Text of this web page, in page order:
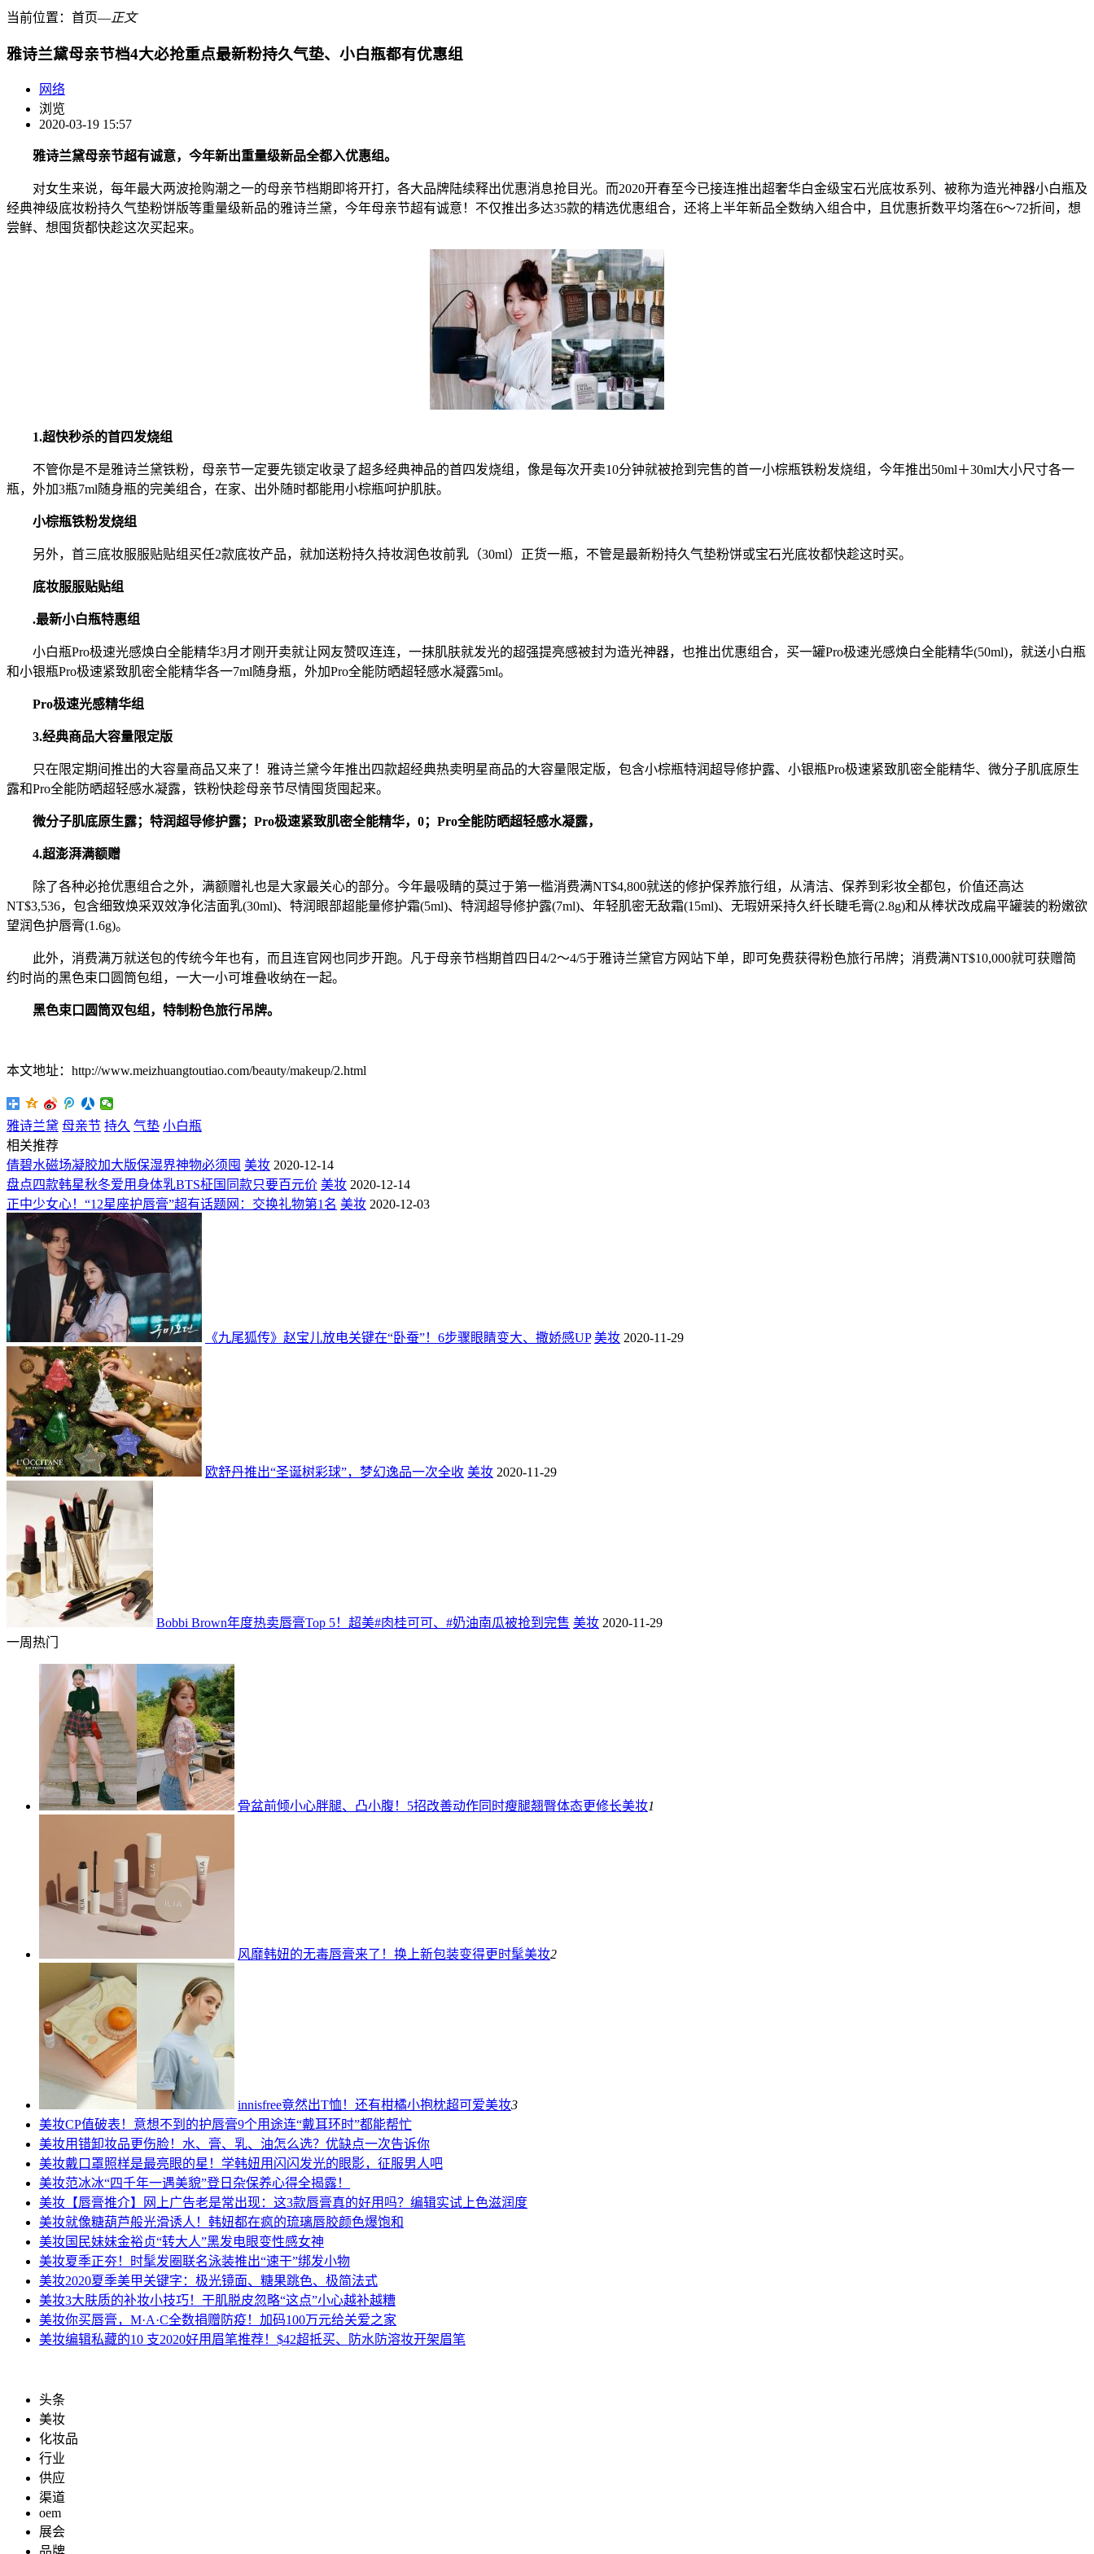
当前位置： 首页―正文
雅诗兰黛母亲节档4大必抢重点最新粉持久气垫、小白瓶都有优惠组
网络
浏览
2020-03-19 15:57
雅诗兰黛母亲节超有诚意，今年新出重量级新品全都入优惠组。
对女生来说，每年最大两波抢购潮之一的母亲节档期即将开打，各大品牌陆续释出优惠消息抢目光。而2020开春至今已接连推出超奢华白金级宝石光底妆系列、被称为造光神器小白瓶及
经典神级底妆粉持久气垫粉饼版等重量级新品的雅诗兰黛，今年母亲节超有诚意！不仅推出多达35款的精选优惠组合，还将上半年新品全数纳入组合中，且优惠折数平均落在6～72折间，想
尝鲜、想囤货都快趁这次买起来。
1.超快秒杀的首四发烧组
不管你是不是雅诗兰黛铁粉，母亲节一定要先锁定收录了超多经典神品的首四发烧组，像是每次开卖10分钟就被抢到完售的首一小棕瓶铁粉发烧组，今年推出50ml＋30ml大小尺寸各一
瓶，外加3瓶7ml随身瓶的完美组合，在家、出外随时都能用小棕瓶呵护肌肤。
小棕瓶铁粉发烧组
另外，首三底妆服服贴贴组买任2款底妆产品，就加送粉持久持妆润色妆前乳（30ml）正货一瓶，不管是最新粉持久气垫粉饼或宝石光底妆都快趁这时买。
底妆服服贴贴组
.最新小白瓶特惠组
小白瓶Pro极速光感焕白全能精华3月才刚开卖就让网友赞叹连连，一抹肌肤就发光的超强提亮感被封为造光神器，也推出优惠组合，买一罐Pro极速光感焕白全能精华(50ml)，就送小白瓶
和小银瓶Pro极速紧致肌密全能精华各一7ml随身瓶，外加Pro全能防晒超轻感水凝露5ml。
Pro极速光感精华组
3.经典商品大容量限定版
只在限定期间推出的大容量商品又来了！雅诗兰黛今年推出四款超经典热卖明星商品的大容量限定版，包含小棕瓶特润超导修护露、小银瓶Pro极速紧致肌密全能精华、微分子肌底原生
露和Pro全能防晒超轻感水凝露，铁粉快趁母亲节尽情囤货囤起来。
微分子肌底原生露；特润超导修护露；Pro极速紧致肌密全能精华，0；Pro全能防晒超轻感水凝露，
4.超澎湃满额赠
除了各种必抢优惠组合之外，满额赠礼也是大家最关心的部分。今年最吸睛的莫过于第一槛消费满NT$4,800就送的修护保养旅行组，从清洁、保养到彩妆全都包，价值还高达
NT$3,536，包含细致焕采双效净化洁面乳(30ml)、特润眼部超能量修护霜(5ml)、特润超导修护露(7ml)、年轻肌密无敌霜(15ml)、无瑕妍采持久纤长睫毛膏(2.8g)和从棒状改成扁平罐装的粉嫩欲
望润色护唇膏(1.6g)。
此外，消费满万就送包的传统今年也有，而且连官网也同步开跑。凡于母亲节档期首四日4/2～4/5于雅诗兰黛官方网站下单，即可免费获得粉色旅行吊牌；消费满NT$10,000就可获赠简
约时尚的黑色束口圆筒包组，一大一小可堆叠收纳在一起。
黑色束口圆筒双包组，特制粉色旅行吊牌。
本文地址：http://www.meizhuangtoutiao.com/beauty/makeup/2.html
雅诗兰黛 母亲节 持久 气垫 小白瓶
相关推荐
倩碧水磁场凝胶加大版保湿界神物必须囤 美妆 2020-12-14
盘点四款韩星秋冬爱用身体乳BTS柾国同款只要百元价 美妆 2020-12-14
正中少女心！“12星座护唇膏”超有话题网：交换礼物第1名 美妆 2020-12-03
《九尾狐传》赵宝儿放电关键在“卧蚕”！6步骤眼睛变大、撒娇感UP 美妆 2020-11-29
欧舒丹推出“圣诞树彩球”，梦幻逸品一次全收 美妆 2020-11-29
Bobbi Brown年度热卖唇膏Top 5！超美#肉桂可可、#奶油南瓜被抢到完售 美妆 2020-11-29
一周热门
骨盆前倾小心胖腿、凸小腹！5招改善动作同时瘦腿翘臀体态更修长美妆1
风靡韩妞的无毒唇膏来了！换上新包装变得更时髦美妆2
innisfree竟然出T恤！还有柑橘小抱枕超可爱美妆3
美妆CP值破表！意想不到的护唇膏9个用途连“戴耳环时”都能帮忙
美妆用错卸妆品更伤脸！水、膏、乳、油怎么选？优缺点一次告诉你
美妆戴口罩照样是最亮眼的星！学韩妞用闪闪发光的眼影，征服男人吧
美妆范冰冰“四千年一遇美貌”登日杂保养心得全揭露！
美妆 【唇膏推介】网上广告老是常出现：这3款唇膏真的好用吗？编辑实试上色滋润度
美妆就像糖葫芦般光滑诱人！韩妞都在疯的琉璃唇胶颜色爆饱和
美妆国民妹妹金裕贞“转大人”黑发电眼变性感女神
美妆夏季正夯！时髦发圈联名泳装推出“速干”绑发小物
美妆2020夏季美甲关键字：极光镜面、糖果跳色、极简法式
美妆3大肤质的补妆小技巧！干肌脱皮忽略“这点”小心越补越糟
美妆你买唇膏，M·A·C全数捐赠防疫！加码100万元给关爱之家
美妆编辑私藏的10 支2020好用眉笔推荐！$42超抵买、防水防溶妆开架眉笔
头条
美妆
化妆品
行业
供应
渠道
oem
展会